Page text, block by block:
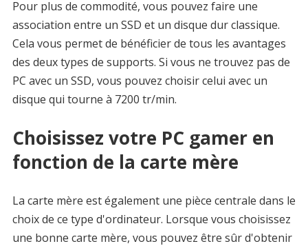
Pour plus de commodité, vous pouvez faire une
association entre un SSD et un disque dur classique.
Cela vous permet de bénéficier de tous les avantages
des deux types de supports. Si vous ne trouvez pas de
PC avec un SSD, vous pouvez choisir celui avec un
disque qui tourne à 7200 tr/min.
Choisissez votre PC gamer en
fonction de la carte mère
La carte mère est également une pièce centrale dans le
choix de ce type d'ordinateur. Lorsque vous choisissez
une bonne carte mère, vous pouvez être sûr d'obtenir